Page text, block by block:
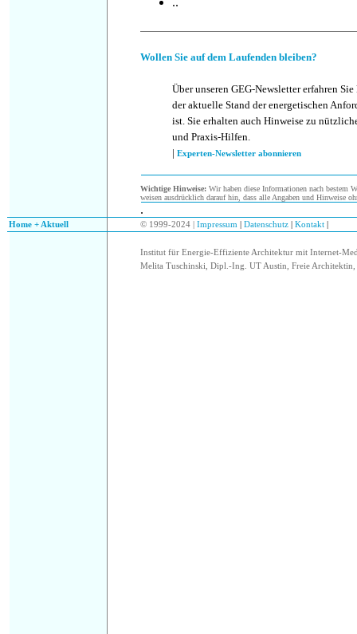
Wollen Sie auf dem Laufenden bleiben?
Über unseren GEG-Newsletter erfahren
der aktuelle Stand der energetischen
ist. Sie erhalten auch Hinweise zu
und Praxis-Hilfen.
| Experten-Newsletter abonnieren
Wichtige Hinweise: Wir haben diese Informationen nach bestem
weisen ausdrücklich darauf hin, dass alle Angaben und Hinweise
.
Home + Aktuell © 1999-2024 | Impressum Datenschutz Kontakt
Institut für Energie-Effiziente Architektur mit Internet-
Melita Tuschinski, Dipl.-Ing. UT Austin, Freie Architektin,